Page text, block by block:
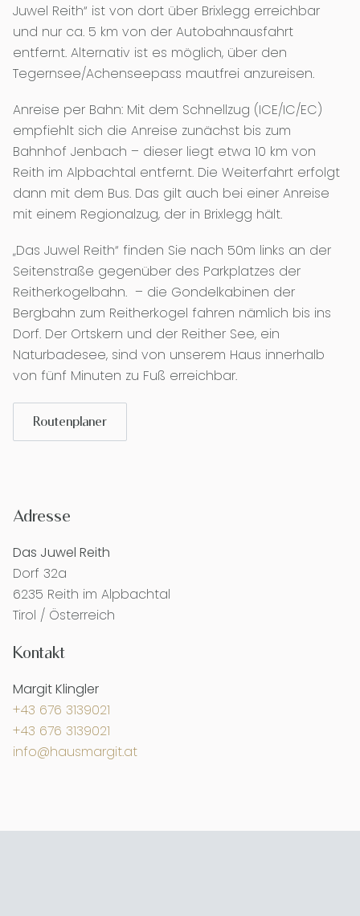
Juwel Reith“ ist von dort über Brixlegg erreichbar
und nur ca. 5 km von der Autobahnausfahrt
entfernt. Alternativ ist es möglich, über den
Tegernsee/Achenseepass mautfrei anzureisen.
Anreise per Bahn: Mit dem Schnellzug (ICE/IC/EC)
empfiehlt sich die Anreise zunächst bis zum
Bahnhof Jenbach – dieser liegt etwa 10 km von
Reith im Alpbachtal entfernt. Die Weiterfahrt erfolgt
dann mit dem Bus. Das gilt auch bei einer Anreise
mit einem Regionalzug, der in Brixlegg hält.
„Das Juwel Reith“ finden Sie nach 50m links an der
Seitenstraße gegenüber des Parkplatzes der
Reitherkogelbahn. – die Gondelkabinen der
Bergbahn zum Reitherkogel fahren nämlich bis ins
Dorf. Der Ortskern und der Reither See, ein
Naturbadesee, sind von unserem Haus innerhalb
von fünf Minuten zu Fuß erreichbar.
Routenplaner
Adresse
Das Juwel Reith
Dorf 32a
6235 Reith im Alpbachtal
Tirol / Österreich
Kontakt
Margit Klingler
+43 676 3139021
+43 676 3139021
info@hausmargit.at